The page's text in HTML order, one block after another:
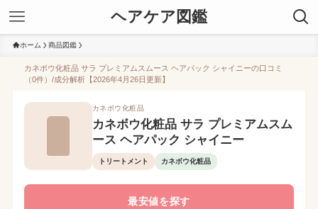
ヘアケア図鑑
ホーム 商品図鑑
カネボウ化粧品 サラ プレミアムスムース ヘアパック シャイニーの口コミ
（0件）/成分解析【2026年4月26日更新】
カネボウ化粧品
カネボウ化粧品 サラ プレミアムスム
ース ヘアパック シャイニー
トリートメント カネボウ化粧品
最安値を探す